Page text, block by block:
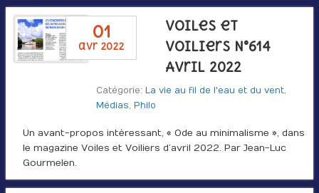
01
avr 2022
Voiles et
Voiliers N°614
Avril 2022
Catégorie: La vie au fil de l'eau et du vent,
Médias Philo
Un avant-propos intéressant, « Ode au minimalisme », dans
le magazine Voiles et Voiliers d’avril 2022. Par Jean-Luc
Gourmelen.